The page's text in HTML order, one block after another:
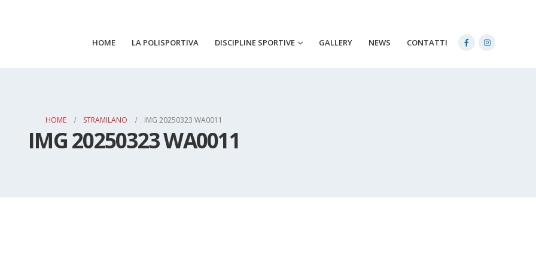
HOME LA POLISPORTIVA DISCIPLINE SPORTIVE GALLERY NEWS CONTATTI
HOME STRAMILANO IMG 20250323 WA0011
IMG 20250323 WA0011